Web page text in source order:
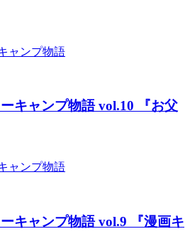
ャンプ物語
キャンプ物語 vol.10 『お父
ャンプ物語
キャンプ物語 vol.9 『漫画キ